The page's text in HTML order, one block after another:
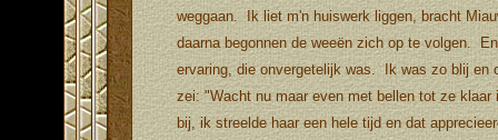
weggaan. Ik liet m'n huiswerk liggen, bracht
daarna begonnen de weeën zich op te volgen.
ervaring, die onvergetelijk was. Ik was zo blij en
zei: "Wacht nu maar even met bellen tot ze
bij, ik streelde haar een hele tijd en dat